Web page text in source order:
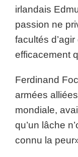
irlandais
passion ne
facultés
efficacement
Ferdinand
armées
mondiale,
qu’un lâche
connu la